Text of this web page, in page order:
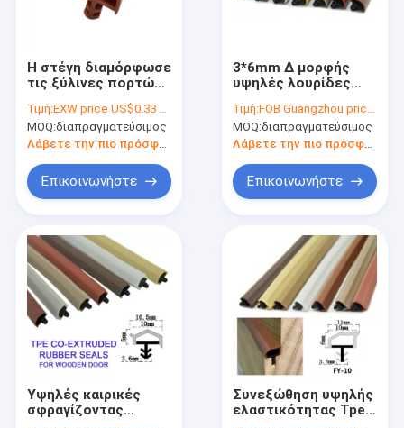
Η στέγη διαμόρφωσε
τις ξύλινες πορτών
σφραγίδες
ελαστομερούς
λουρίδων
το πτερύγιο 12x6mm
Τιμή:EXW price US$0.33 per meter
MOQ:διαπραγματεύσιμος
Λάβετε την πιο πρόσφατη τιμή
Επικοινωνήστε
3*6mm Δ μορφής
υψηλές λουρίδες
σφραγίδων πορτών
ανθεκτικότητας
ξύλινες καιρικές
Τιμή:FOB Guangzhou price US$0.25 per meter
MOQ:διαπραγματεύσιμος
Επικοινωνήστε
Υψηλές καιρικές
σφραγίζοντας
Συνεξώθηση υψηλής
ελαστικότητας Tpe